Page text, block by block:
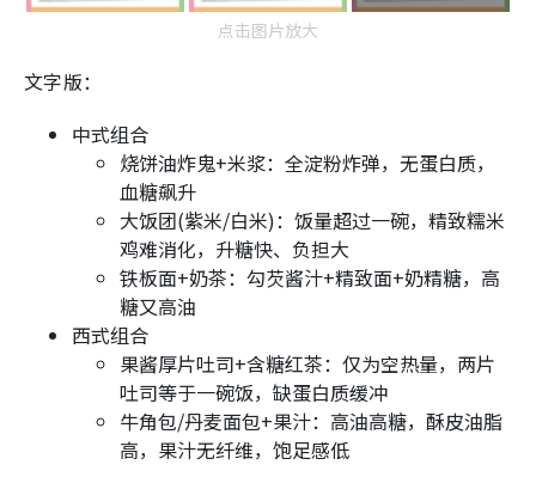
点击图片放大
文字版：
中式组合
烧饼油炸鬼+米浆：全淀粉炸弹，无蛋白质，
血糖飙升
大饭团(紫米/白米)：饭量超过一碗，精致糯米
鸡难消化，升糖快、负担大
铁板面+奶茶：勾芡酱汁+精致面+奶精糖，高
糖又高油
西式组合
果酱厚片吐司+含糖红茶：仅为空热量，两片
吐司等于一碗饭，缺蛋白质缓冲
牛角包/丹麦面包+果汁：高油高糖，酥皮油脂
高，果汁无纤维，饱足感低